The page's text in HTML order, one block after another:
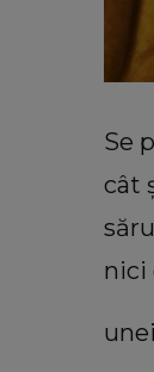
Se
cât
nici